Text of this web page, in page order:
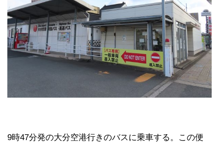
9時47分発の大分空港行きのバスに乗車する。この便